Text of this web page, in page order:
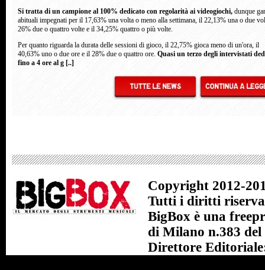
Si tratta di un campione al 100% dedicato con regolarità ai videogiochi, dunque
abituali impegnati per il 17,63% una volta o meno alla settimana, il 22,13% una o due
26% due o quattro volte e il 34,25% quattro o più volte.
Per quanto riguarda la durata delle sessioni di gioco, il 22,75% gioca meno di un'ora, il
40,63% uno o due ore e il 28% due o quattro ore. Quasi un terzo degli intervistati
fino a 4 ore al g [..]
Copyright 2012-
Tutti i diritti
BigBox è una
di Milano n.383 del
Direttore